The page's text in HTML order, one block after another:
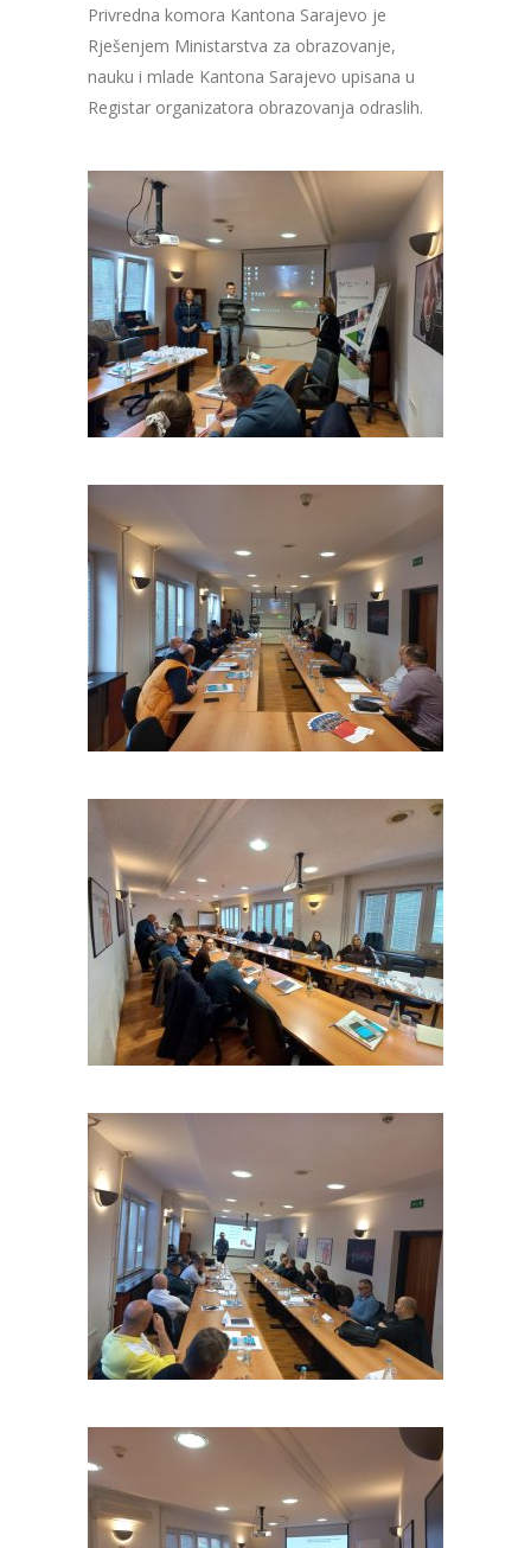
Privredna komora Kantona Sarajevo je
Rješenjem Ministarstva za obrazovanje,
nauku i mlade Kantona Sarajevo upisana u
Registar organizatora obrazovanja odraslih.